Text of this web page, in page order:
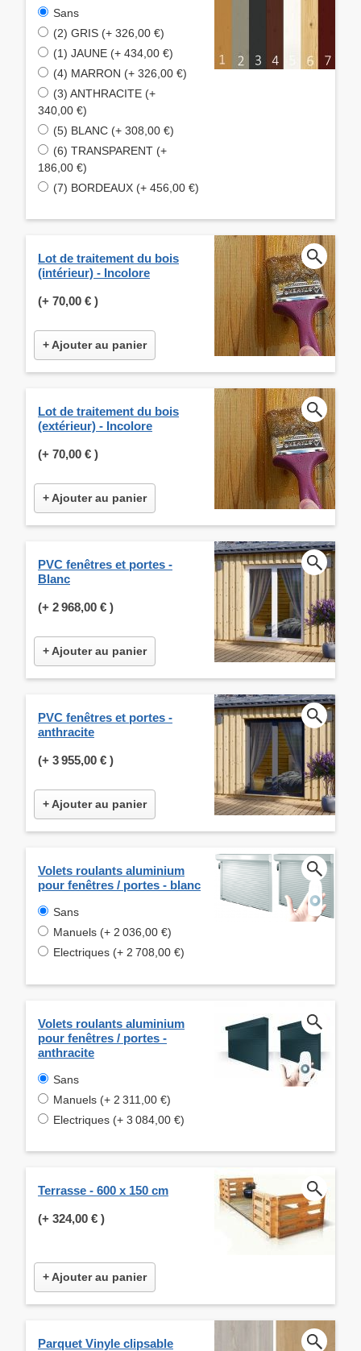
Sans
(2) GRIS (+ 326,00 €)
(1) JAUNE (+ 434,00 €)
(4) MARRON (+ 326,00 €)
(3) ANTHRACITE (+
340,00 €)
(5) BLANC (+ 308,00 €)
(6) TRANSPARENT (+
186,00 €)
(7) BORDEAUX (+ 456,00 €)
Lot de traitement du bois
(intérieur) - Incolore
(+ 70,00 € )
+ Ajouter au panier
Lot de traitement du bois
(extérieur) - Incolore
(+ 70,00 € )
+ Ajouter au panier
PVC fenêtres et portes -
Blanc
(+ 2 968,00 € )
+ Ajouter au panier
PVC fenêtres et portes -
anthracite
(+ 3 955,00 € )
+ Ajouter au panier
Volets roulants aluminium
pour fenêtres / portes - blanc
Sans
Manuels (+ 2 036,00 €)
Electriques (+ 2 708,00 €)
Volets roulants aluminium
pour fenêtres / portes -
anthracite
Sans
Manuels (+ 2 311,00 €)
Electriques (+ 3 084,00 €)
Terrasse - 600 x 150 cm
(+ 324,00 € )
+ Ajouter au panier
Parquet Vinyle clipsable